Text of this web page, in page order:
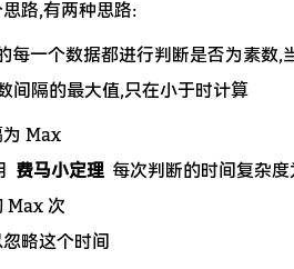
路,有两种思路:
每一个数据都进行判断是否为素数,
间隔的最大值,只在小于时计算
Max
费马小定理 每次判断的时间复杂
Max 次
略这个时间